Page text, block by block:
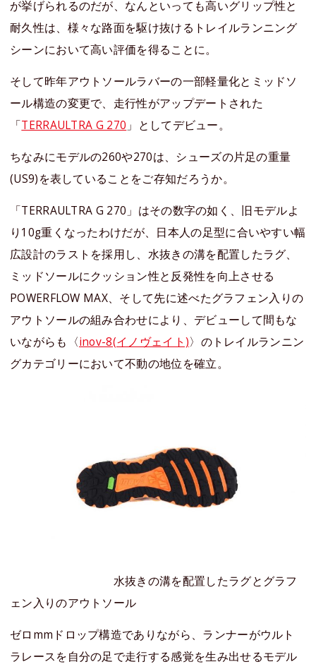
が挙げられるのだが、なんといっても高いグリップ性と
耐久性は、様々な路面を駆け抜けるトレイルランニング
シーンにおいて高い評価を得ることに。
そして昨年アウトソールラバーの一部軽量化とミッドソ
ール構造の変更で、走行性がアップデートされた
「TERRAULTRA G 270 」としてデビュー。
ちなみにモデルの260や270は、シューズの片足の重量
(US9)を表していることをご存知だろうか。
「TERRAULTRA G 270」はその数字の如く、旧モデルよ
り10g重くなったわけだが、日本人の足型に合いやすい幅
広設計のラストを採用し、水抜きの溝を配置したラグ、
ミッドソールにクッション性と反発性を向上させる
POWERFLOW MAX、そして先に述べたグラフェン入りの
アウトソールの組み合わせにより、デビューして間もな
いながらも〈inov-8(イノヴェイト)〉のトレイルランニン
グカテゴリーにおいて不動の地位を確立。
水抜きの溝を配置したラグとグラフ
ェン入りのアウトソール
ゼロmmドロップ構造でありながら、ランナーがウルト
ラレースを自分の足で走行する感覚を生み出せるモデル